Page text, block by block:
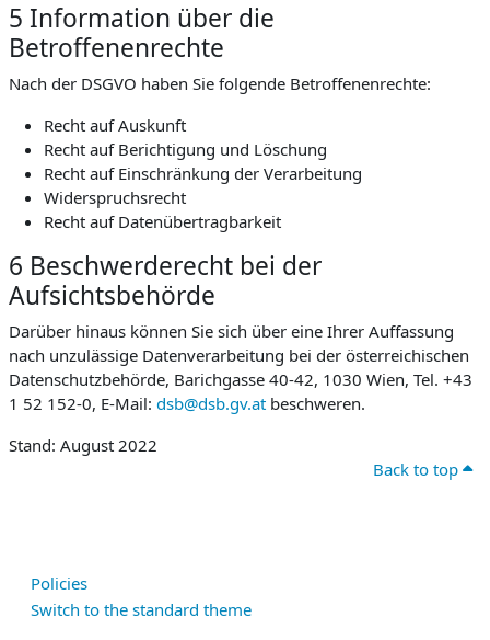
5 Information über die
Betroffenenrechte
Nach der DSGVO haben Sie folgende Betroffenenrechte:
Recht auf Auskunft
Recht auf Berichtigung und Löschung
Recht auf Einschränkung der Verarbeitung
Widerspruchsrecht
Recht auf Datenübertragbarkeit
6 Beschwerderecht bei der
Aufsichtsbehörde
Darüber hinaus können Sie sich über eine Ihrer Auffassung
nach unzulässige Datenverarbeitung bei der österreichischen
Datenschutzbehörde, Barichgasse 40-42, 1030 Wien, Tel. +43
1 52 152-0, E-Mail: dsb@dsb.gv.at beschweren.
Stand: August 2022
Back to top
Policies
Switch to the standard theme